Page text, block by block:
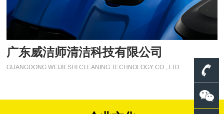
广东威洁师清洁科技有限公司
GUANGDONG WEIJIESHI CLEANING TECHNOLOGY CO., LTD